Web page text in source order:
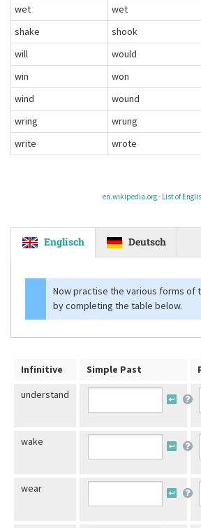
wet
wet
shake
shook
will
would
win
won
wind
wound
wring
wrung
write
wrote
en.wikipedia.org - List of
Englisch Deutsch
Now practise the various forms of
by completing the table below.
Infinitive Simple Past
understand
wake
wear